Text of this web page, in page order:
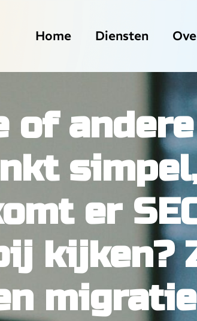
Home Diensten
of andere
er
kijken?
migratie